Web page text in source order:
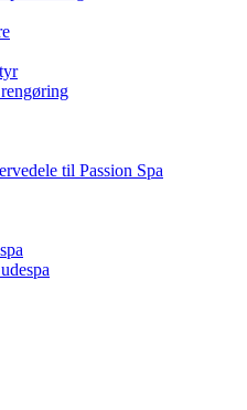
til Passion Spa